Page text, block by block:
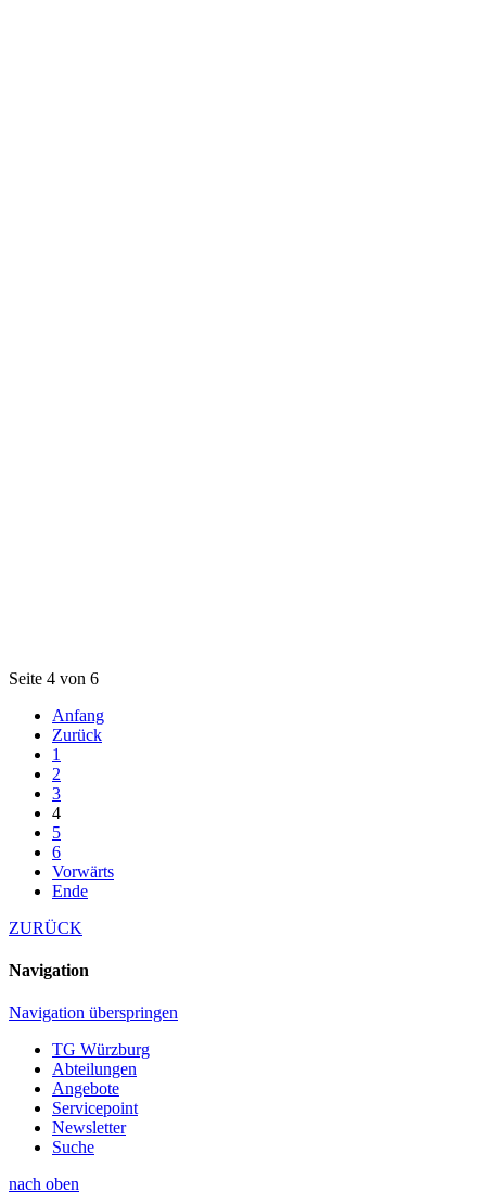
Seite 4 von 6
Anfang
Zurück
1
2
3
4
5
6
Vorwärts
Ende
ZURÜCK
Navigation
Navigation überspringen
TG Würzburg
Abteilungen
Angebote
Servicepoint
Newsletter
Suche
nach oben